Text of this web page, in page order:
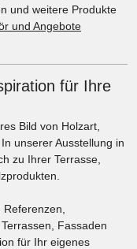
und weitere Produkte
und Angebote
für Ihre
Bild von Holzart,
unserer Ausstellung in
zu Ihrer Terrasse,
Fassaden
für Ihr eigenes